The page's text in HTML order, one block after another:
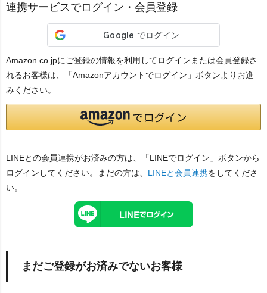
連携サービスでログイン・会員登録
Amazon.co.jpにご登録の情報を利用してログインまたは会員登録さ
れるお客様は、「Amazonアカウントでログイン」ボタンよりお進
みください。
LINEとの会員連携がお済みの方は、「LINEでログイン」ボタンから
ログインしてください。まだの方は、 LINEと会員連携をしてくださ
い。
まだご登録がお済みでないお客様